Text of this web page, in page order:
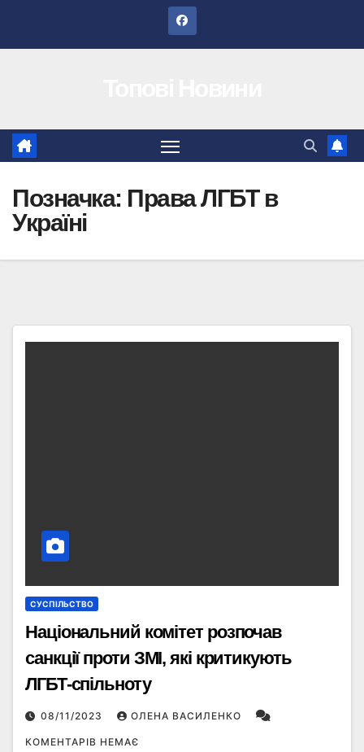
Позначка: Права ЛГБТ в
Україні
СУСПІЛЬСТВО
Національний комітет розпочав
санкції проти ЗМІ, які критикують
ЛГБТ-спільноту
08/11/2023 ОЛЕНА ВАСИЛЕНКО
КОМЕНТАРІВ НЕМАЄ